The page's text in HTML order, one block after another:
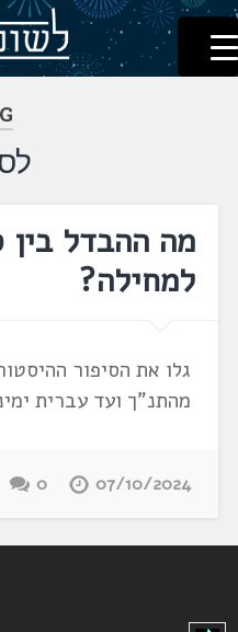
דלג
לתוכן
לשוניאדה
עברית. לשון. שפה
מה ההבדל בין
למחילה?
גלו את הסיפור
מהתנ"ך ועד עברית
07/10/2024
0